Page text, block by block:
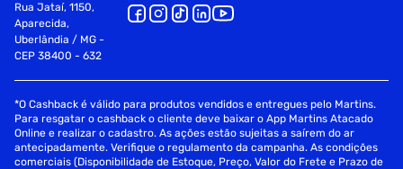
Rua Jataí, 1150,
Aparecida,
Uberlândia / MG -
CEP 38400 - 632
*O Cashback é válido para produtos vendidos e entregues pelo Martins.
Para resgatar o cashback o cliente deve baixar o App Martins Atacado
Online e realizar o cadastro. As ações estão sujeitas a saírem do ar
antecipadamente. Verifique o regulamento da campanha. As condições
comerciais (Disponibilidade de Estoque, Preço, Valor do Frete e Prazo de